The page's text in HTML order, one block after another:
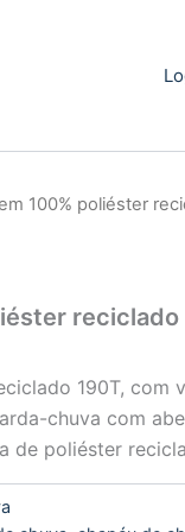
100% poliéster
reciclado
190T, com
chuva com
de poliéster